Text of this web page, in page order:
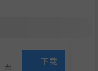
无 下载